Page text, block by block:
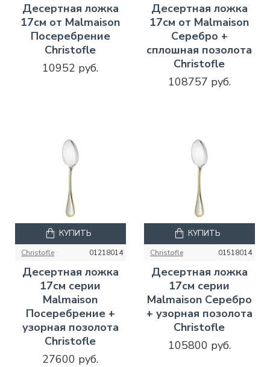
Десертная ложка
17см от Malmaison
Посеребрение
Christofle
10952 руб.
Десертная ложка
17см от Malmaison
Серебро +
сплошная позолота
Christofle
108757 руб.
Christofle 01218014
Десертная ложка
17см серии
Malmaison
Посеребрение +
узорная позолота
Christofle
27600 руб.
КУПИТЬ
Christofle 01518014
Десертная ложка
17см серии
Malmaison Серебро
+ узорная позолота
Christofle
105800 руб.
КУПИТЬ